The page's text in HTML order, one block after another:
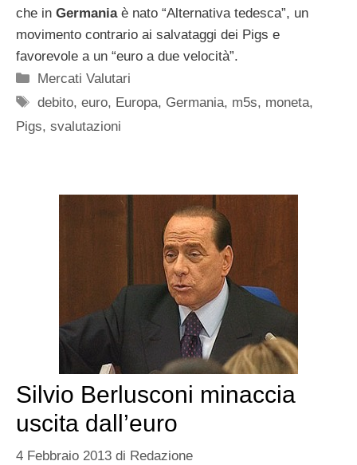
che in Germaniaè nato “Alternativa tedesca”, un
movimento contrario ai salvataggi dei Pigs e
favorevole a un “euro a due velocità”.
Categorie
Mercati Valutari
Tag
debito,euro, Europa, Germania, m5s, moneta,
Pigs, svalutazioni
Silvio Berlusconi minaccia
uscita dall’euro
4 Febbraio 2013 di Redazione